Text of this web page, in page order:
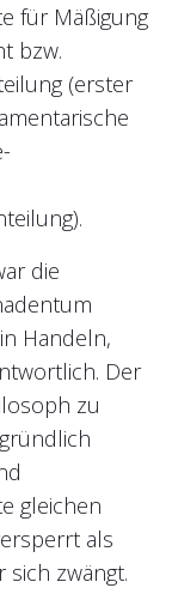
für Mäßigung
bzw.
(erster
die
Handeln,
Der
zu
gleichen
als
zwängt.